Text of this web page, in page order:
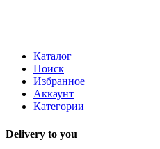
Каталог
Поиск
Избранное
Аккаунт
Категории
Delivery to you